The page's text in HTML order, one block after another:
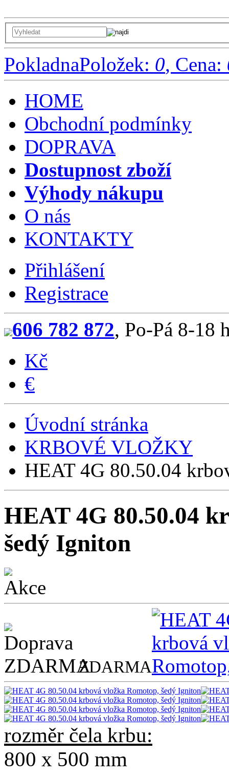
PokladnaPoložek: 0, Cena:
HOME
Obchodní podmínky
DOPRAVA
Dostupnost zboží
Výhody nákupu
O nás
KONTAKTY
Přihlášení
Registrace
606 782 872, Po-Pá 8-18
Kč
€
Úvodní stránka
KRBOVÉ VLOŽKY
HEAT 4G 80.50.04
HEAT 4G 80.50.04
šedý Igniton
ZDARMA
rozměr čela krbu:
800 x 500 mm